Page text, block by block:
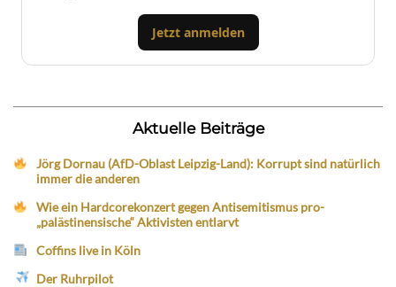
Jetzt anmelden
Aktuelle Beiträge
Jörg Dornau (AfD-Oblast Leipzig-Land): Korrupt sind natürlich
immer die anderen
Wie ein Hardcorekonzert gegen Antisemitismus pro-
„palästinensische“ Aktivisten entlarvt
Coffins live in Köln
Der Ruhrpilot